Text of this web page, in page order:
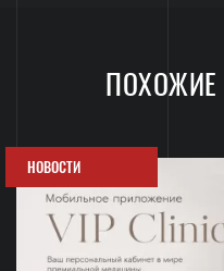
ПОХОЖИЕ
НОВОСТИ